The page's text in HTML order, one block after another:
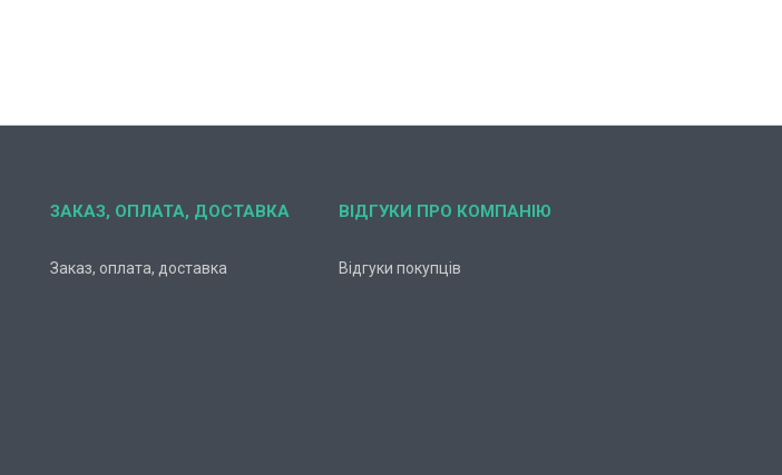
ЗАКАЗ, ОПЛАТА, ДОСТАВКА
Заказ, оплата, доставка
ВІДГУКИ ПРО КОМПАНІЮ
Відгуки покупців